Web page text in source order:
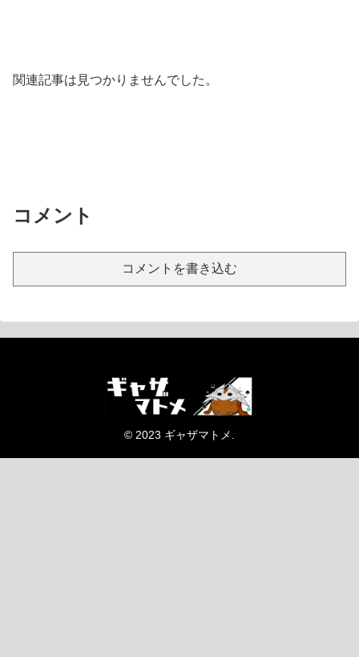
関連記事は見つかりませんでした。
コメント
コメントを書き込む
© 2023 ギャザマトメ.